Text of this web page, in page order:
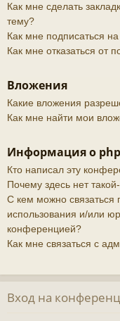
Как мне сделать
тему?
Как мне подписаться
Как мне отказаться от
Вложения
Какие вложения
Как мне найти мои
Информация о
Кто написал эту
Почему здесь нет
С кем можно связаться
использования и/или
конференцией?
Как мне связаться с
Вход на